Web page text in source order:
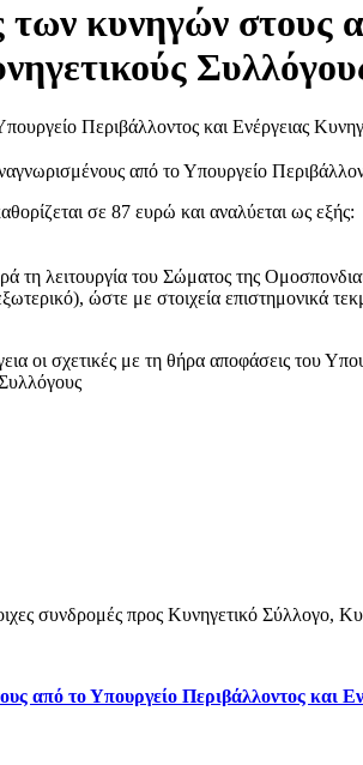
κυνηγών στους
από το Υπουργείο
σε 87 ευρώ και αναλύεται ως εξής:
λειτουργία του Σώματος της
ώστε με στοιχεία
οι σχετικές με τη θήρα αποφάσεις του
συνδρομές προς Κυνηγετικό Σύλλογο,
από το Υπουργείο Περιβάλλοντος και